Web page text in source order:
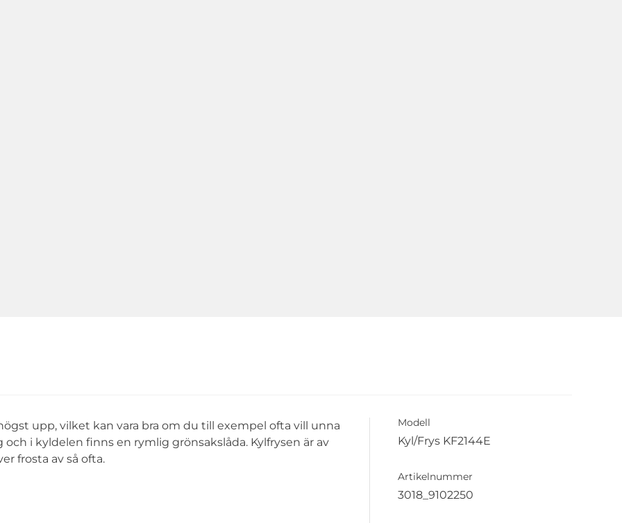
upp, vilket kan vara bra om du till exempel ofta vill unna
i kyldelen finns en rymlig grönsakslåda. Kylfrysen är av
frosta av så ofta.
Modell
Kyl/Frys KF2144E
Artikelnummer
3018_9102250